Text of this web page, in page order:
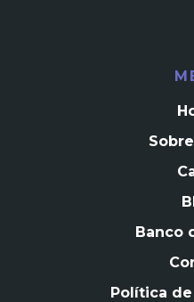
Banco
Política